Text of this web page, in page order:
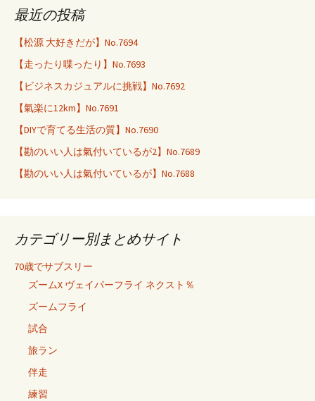
最近の投稿
【松源 大好きだが】No.7694
【走ったり喋ったり】No.7693
【ビジネスカジュアルに挑戦】No.7692
【氣楽に12km】No.7691
【DIYで育てる生活の質】No.7690
【勘のいい人は氣付いているが2】No.7689
【勘のいい人は氣付いているが】No.7688
カテゴリー別まとめサイト
70歳でサブスリー
ズームX ヴェイパーフライ ネクスト％
ズームフライ
試合
旅ラン
伴走
練習